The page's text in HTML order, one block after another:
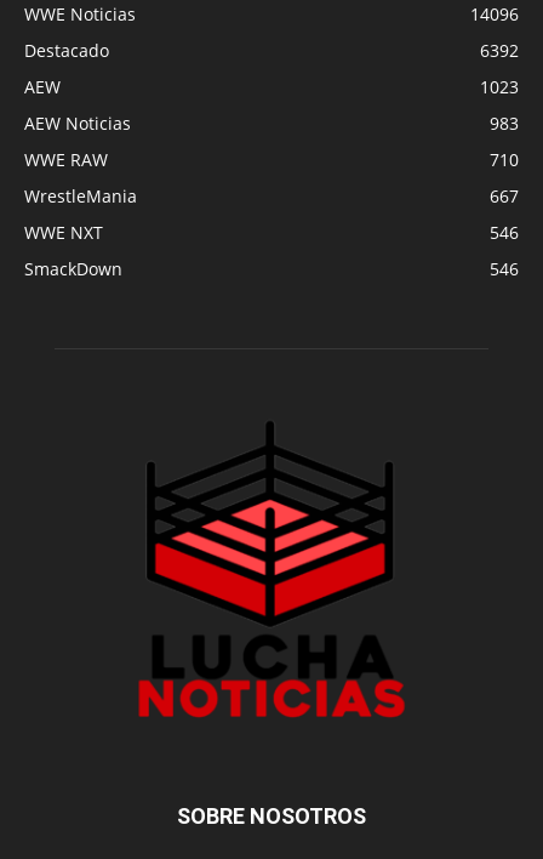
WWE Noticias
14096
Destacado
6392
AEW
1023
AEW Noticias
983
WWE RAW
710
WrestleMania
667
WWE NXT
546
SmackDown
546
SOBRE NOSOTROS